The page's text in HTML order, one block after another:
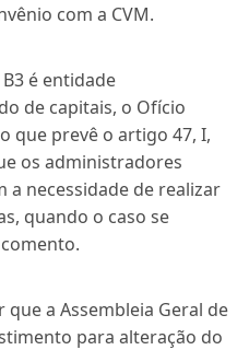
com a CVM.
é entidade
de capitais, o Ofício
que prevê o artigo 47, I,
os administradores
necessidade de realizar
quando o caso se
a Assembleia Geral de
para alteração do